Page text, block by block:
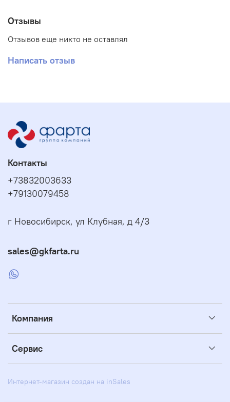
Отзывы
Отзывов еще никто не оставлял
Написать отзыв
Компания
Сервис
Контакты
+73832003633
+79130079458
г Новосибирск, ул Клубная, д 4/3
sales@gkfarta.ru
Интернет-магазин создан на inSales